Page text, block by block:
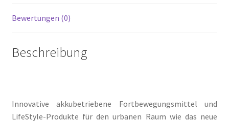
Bewertungen (0)
Beschreibung
Innovative akkubetriebene Fortbewegungsmittel und
LifeStyle-Produkte für den urbanen Raum wie das neue